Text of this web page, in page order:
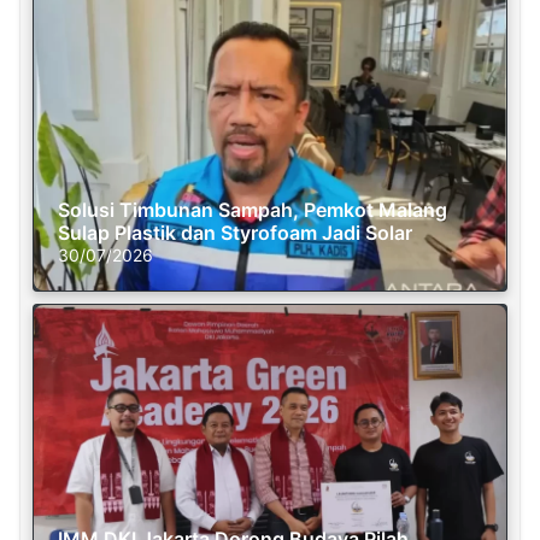
Solusi Timbunan Sampah, Pemkot Malang
Sulap Plastik dan Styrofoam Jadi Solar
30/07/2026